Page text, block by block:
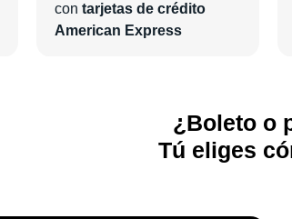
con tarjetas de crédito
American Express
¿Boleto o
Tú eliges